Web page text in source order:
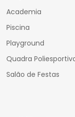
Academia
Piscina
Playground
Quadra
Salão de Festas